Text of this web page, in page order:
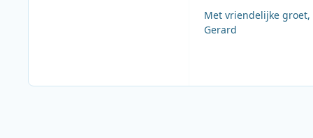
Met vriendelijke groet,
Gerard